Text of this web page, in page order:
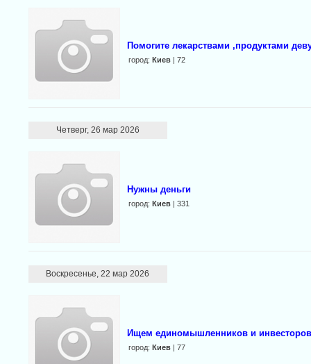
Помогите лекарствами ,продуктами
город: Киев| 72
Четверг, 26 мар 2026
Нужны деньги
город: Киев| 331
Воскресенье, 22 мар 2026
Ищем единомышленников и инвесторов
город: Киев| 77